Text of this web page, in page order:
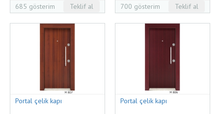
685 gösterim Teklif al 700 gösterim Teklif al
Portal çelik kapı Portal çelik kapı